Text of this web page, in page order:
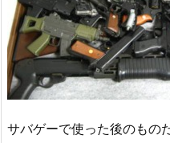
サバゲーで使った後のもの